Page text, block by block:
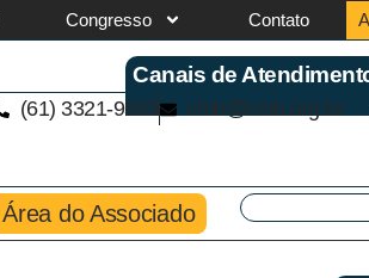
Congresso Contato
Canais de
(61) 3321-9563 cmb@cmb.org.br
Área do Associado